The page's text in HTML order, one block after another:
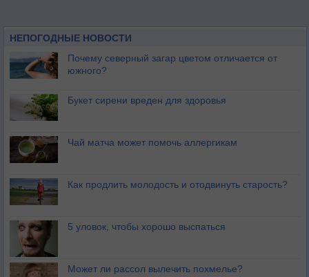
НЕПОГОДНЫЕ НОВОСТИ
Почему северный загар цветом отличается от
южного?
Букет сирени вреден для здоровья
Чай матча может помочь аллергикам
Как продлить молодость и отодвинуть старость?
5 уловок, чтобы хорошо выспаться
Может ли рассол вылечить похмелье?